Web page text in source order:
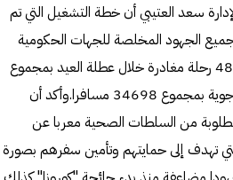
سعد العتيبي أن خطة التشغيل التي تم
الجهود المخلصة للجهات الحكومية
العاملة في مطار الكويت الدولي". وأضاف العتيبي أنه تم تسيير 488 رحلة مغادرة خلال عطلة العيد بمجموع
64236 مسافرا في حين بلغ عدد الرحلات القادمة 491 رحلة جوية بمجموع 34698 مسافرا.وأكد أن
من السلطات الصحية معربا عن
تهدف إلى حمايتهم وتأمين سفرهم بصورة